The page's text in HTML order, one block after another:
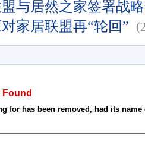
与居然之家签署战
家居联盟再“轮回”